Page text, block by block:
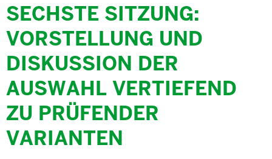
SECHSTE SITZUNG:
VORSTELLUNG UND
DISKUSSION DER
AUSWAHL VERTIEFEND
ZU PRÜFENDER
VARIANTEN